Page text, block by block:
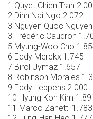
1 Quyet Chien Tran
2 Dinh Nai Ngo 2.072
3 Nguyen Quoc
3 Frédéric Caudron
5 Myung-Woo Cho
6 Eddy Merckx 1.745
7 Birol Uymaz 1.657
8 Robinson Morales
9 Eddy Leppens 2.000
10 Hyung Kon Kim
11 Marco Zanetti 1.783